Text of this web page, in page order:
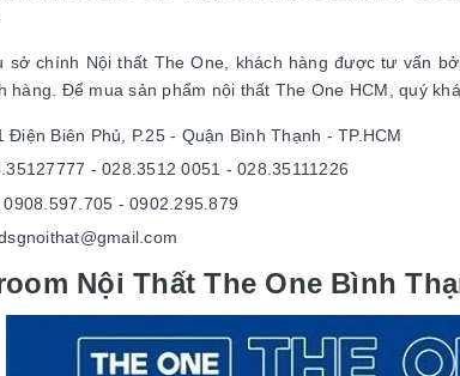
sở chính Nội thất The One, khách hàng được tư vấn
hàng. Để mua sản phẩm nội thất The One HCM, quý
Điện Biên Phủ, P.25 - Quận Bình Thạnh - TP.HCM
- 028.3512 0051 - 028.35111226
0908.597.705 - 0902.295.879
Nội Thất The One Bình